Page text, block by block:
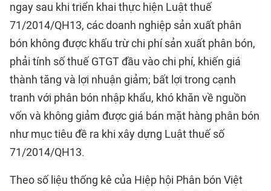
ngay sau khi triển khai thực hiện Luật thuế
71/2014/QH13, các doanh nghiệp sản xuất phân
bón không được khấu trừ chi phí sản xuất phân bón,
phải tính số thuế GTGT đầu vào chi phí, khiến giá
thành tăng và lợi nhuận giảm; bất lợi trong cạnh
tranh với phân bón nhập khẩu, khó khăn về nguồn
vốn và không giảm được giá bán mặt hàng phân bón
như mục tiêu đề ra khi xây dựng Luật thuế số
71/2014/QH13.
Theo số liệu thống kê của Hiệp hội Phân bón Việt